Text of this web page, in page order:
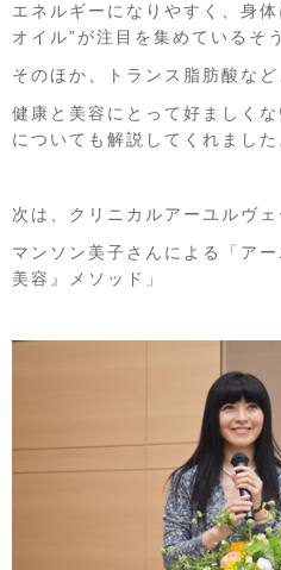
エネルギーになりやすく、身
オイル”が注目を集めているそ
そのほか、トランス脂肪酸など
健康と美容にとって好ましく
についても解説してくれました
次は、クリニカルアーユルヴ
マンソン美子さんによる「ア
美容』メソッド」